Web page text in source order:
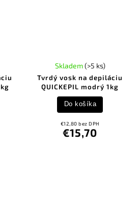
Tvrdý vosk na depiláciu
QUICKEPIL modrý 1kg
Skladem(>5 ks)
€12,80 bez DPH
€15,70
Do košíka